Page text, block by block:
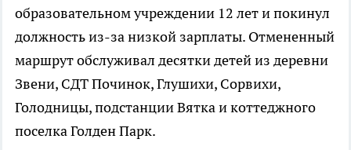
образовательном учреждении 12 лет и покинул
должность из-за низкой зарплаты. Отмененный
маршрут обслуживал десятки детей из деревни
Звени, СДТ Починок, Глушихи, Сорвихи,
Голодницы, подстанции Вятка и коттеджного
поселка Голден Парк.